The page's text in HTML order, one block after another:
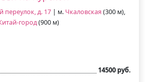
переулок, д. 17 | м. Чкаловская (300 м),
город(900 м)
14500 руб.